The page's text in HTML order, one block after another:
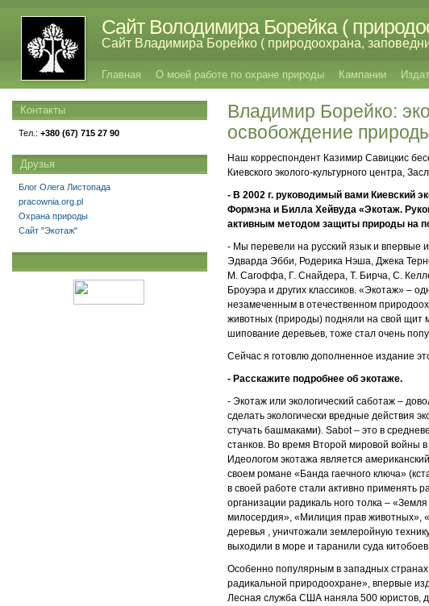
Сайт Володимира Борейка (
Сайт Владимира Борейко ( природоохрана,
Главная О моей работе по охране природы Кампании
Владимир Борейко:
освобождение
Наш корреспондент Казимир Савицкис
Киевского эколого-культурного центра,
- В 2002 г. руководимый вами Киевский
Формэна и Билла Хейвуда «Экотаж.
активным методом защиты природы на
- Мы перевели на русский язык и впервые
Эдварда Эбби, Родерика Нэша, Джека
М. Сагоффа, Г. Снайдера, Т. Бирча, С.
Броуэра и других классиков. «Экотаж» –
незамеченным в отечественном
животных (природы) подняли на свой щит
шипование деревьев, тоже стал очень
Сейчас я готовлю дополненное издание
- Расскажите подробнее об экотаже.
- Экотаж или экологический саботаж –
сделать экологически вредные действия
стучать башмаками). Sabot – это в
станков. Во время Второй мировой войны
Идеологом экотажа является
своем романе «Банда гаечного ключа»
в своей работе стали активно применять
организации радикаль ного толка –
милосердия», «Милиция прав животных»,
деревья , уничтожали землеройную
выходили в море и таранили суда
Особенно популярным в западных
радикальной природоохране», впервые
Лесная служба США наняла 500 юристов,
Контакты
Тел.: +380 (67) 715 27 90
Друзья
Блог Олега Листопада
pracownia.org.pl
Охрана природы
Сайт "Экотаж"